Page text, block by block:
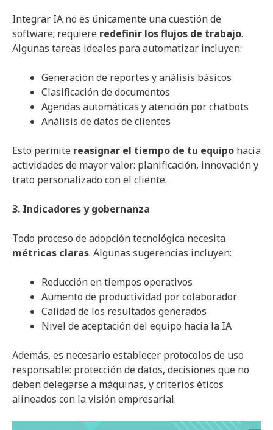
Integrar IA no es únicamente una cuestión de
software; requiere redefinir los flujos de trabajo.
Algunas tareas ideales para automatizar incluyen:
Generación de reportes y análisis básicos
Clasificación de documentos
Agendas automáticas y atención por chatbots
Análisis de datos de clientes
Esto permite reasignar el tiempo de tu equipo hacia
actividades de mayor valor: planificación, innovación y
trato personalizado con el cliente.
3. Indicadores y gobernanza
Todo proceso de adopción tecnológica necesita
métricas claras. Algunas sugerencias incluyen:
Reducción en tiempos operativos
Aumento de productividad por colaborador
Calidad de los resultados generados
Nivel de aceptación del equipo hacia la IA
Además, es necesario establecer protocolos de uso
responsable: protección de datos, decisiones que no
deben delegarse a máquinas, y criterios éticos
alineados con la visión empresarial.